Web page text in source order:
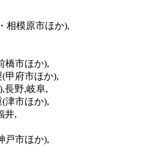
相模原市ほか),
橋市ほか),
(甲府市ほか),
,長野,岐阜,
(津市ほか),
井,
戸市ほか),